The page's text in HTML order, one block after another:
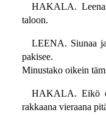
HAKALA.
taloon.
LEENA. Siunaa
pakisee.
Minustako oikein
HAKALA. Eikö
rakkaana vieraana